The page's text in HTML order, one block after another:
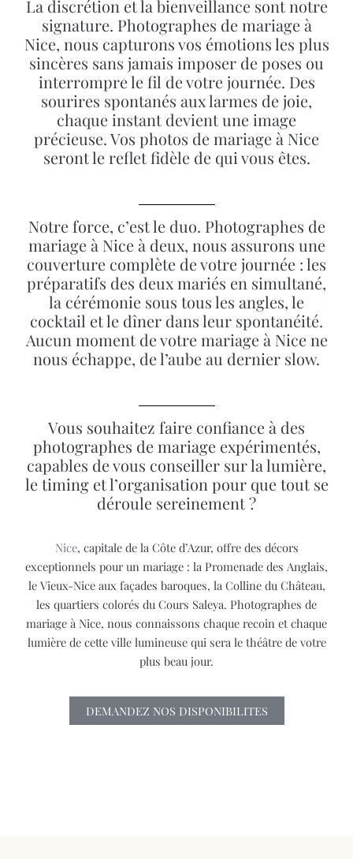
La discrétion et la bienveillance sont notre
signature. Photographes de mariage à
Nice, nous capturons vos émotions les plus
sincères sans jamais imposer de poses ou
interrompre le fil de votre journée. Des
sourires spontanés aux larmes de joie,
chaque instant devient une image
précieuse. Vos photos de mariage à Nice
seront le reflet fidèle de qui vous êtes.
Notre force, c’est le duo. Photographes de
mariage à Nice à deux, nous assurons une
couverture complète de votre journée : les
préparatifs des deux mariés en simultané,
la cérémonie sous tous les angles, le
cocktail et le dîner dans leur spontanéité.
Aucun moment de votre mariage à Nice ne
nous échappe, de l’aube au dernier slow.
Vous souhaitez faire confiance à des
photographes de mariage expérimentés,
capables de vous conseiller sur la lumière,
le timing et l’organisation pour que tout se
déroule sereinement ?
Nice, capitale de la Côte d’Azur, offre des décors
exceptionnels pour un mariage : la Promenade des Anglais,
le Vieux-Nice aux façades baroques, la Colline du Château,
les quartiers colorés du Cours Saleya. Photographes de
mariage à Nice, nous connaissons chaque recoin et chaque
lumière de cette ville lumineuse qui sera le théâtre de votre
plus beau jour.
DEMANDEZ NOS DISPONIBILITES